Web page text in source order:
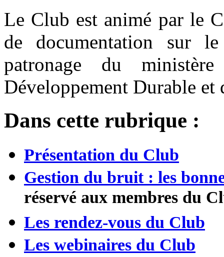
Le Club est animé par le
de documentation sur
patronage du
Développement Durable et
Dans cette rubrique :
Présentation du Club
Gestion du bruit : les
réservé aux membres du
Les rendez-vous du Club
Les webinaires du Club